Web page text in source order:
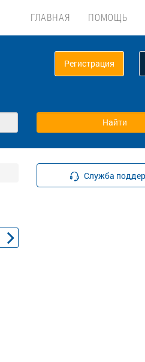
ГЛАВНАЯ ПОМОЩЬ
Регистрация
Служба